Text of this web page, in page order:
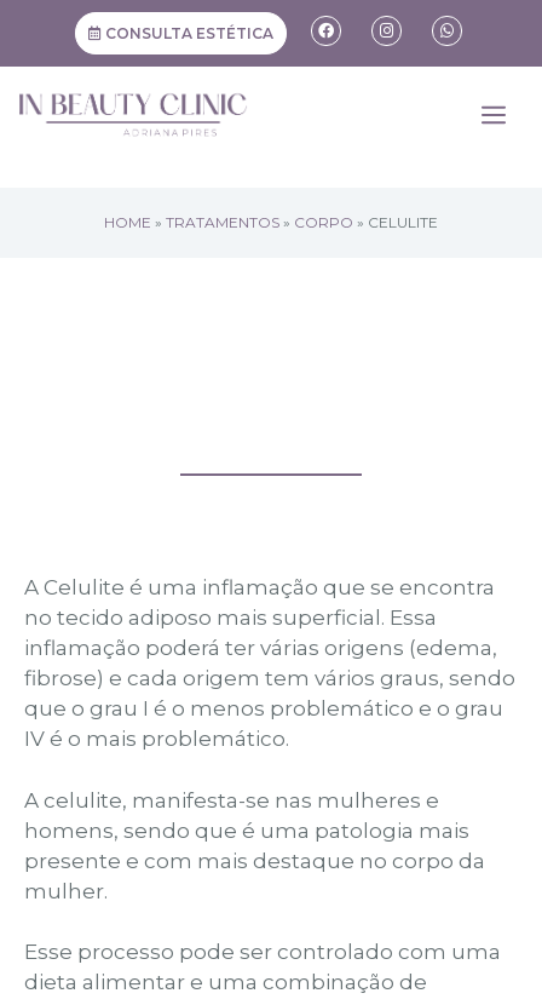
CONSULTA ESTÉTICA
HOME » TRATAMENTOS » CORPO » CELULITE
A Celulite é uma inflamação que se encontra
no tecido adiposo mais superficial. Essa
inflamação poderá ter várias origens (edema,
fibrose) e cada origem tem vários graus, sendo
que o grau I é o menos problemático e o grau
IV é o mais problemático.
A celulite, manifesta-se nas mulheres e
homens, sendo que é uma patologia mais
presente e com mais destaque no corpo da
mulher.
Esse processo pode ser controlado com uma
dieta alimentar e uma combinação de